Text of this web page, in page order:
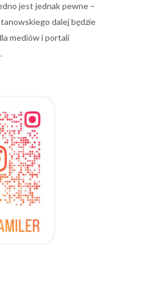
jest jednak pewne –
dalej będzie
mediów i portali